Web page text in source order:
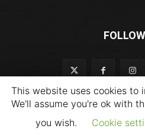
Copyright © 2023, No2
This website uses cookies to
We'll assume you're ok with
you wish.
Cookie